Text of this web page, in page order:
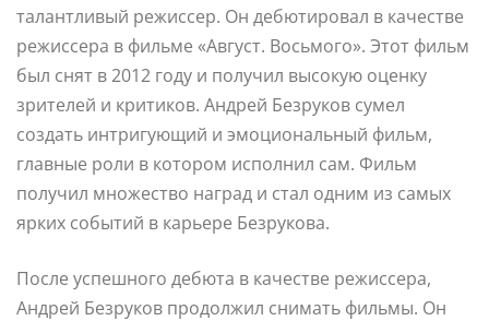
талантливый режиссер. Он дебютировал в качестве
режиссера в фильме «Август. Восьмого». Этот фильм
был снят в 2012 году и получил высокую оценку
зрителей и критиков. Андрей Безруков сумел
создать интригующий и эмоциональный фильм,
главные роли в котором исполнил сам. Фильм
получил множество наград и стал одним из самых
ярких событий в карьере Безрукова.
После успешного дебюта в качестве режиссера,
Андрей Безруков продолжил снимать фильмы. Он